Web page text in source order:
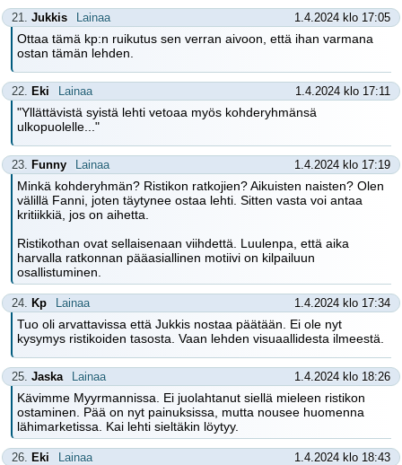
21. Jukkis Lainaa 1.4.2024 klo 17:05
Ottaa tämä kp:n ruikutus sen verran aivoon, että ihan varmana
ostan tämän lehden.
22. Eki Lainaa 1.4.2024 klo 17:11
"Yllättävistä syistä lehti vetoaa myös kohderyhmänsä
ulkopuolelle..."
23. Funny Lainaa 1.4.2024 klo 17:19
Minkä kohderyhmän? Ristikon ratkojien? Aikuisten naisten? Olen
välillä Fanni, joten täytynee ostaa lehti. Sitten vasta voi antaa
kritiikkiä, jos on aihetta.
Ristikothan ovat sellaisenaan viihdettä. Luulenpa, että aika
harvalla ratkonnan pääasiallinen motiivi on kilpailuun
osallistuminen.
24. Kp Lainaa 1.4.2024 klo 17:34
Tuo oli arvattavissa että Jukkis nostaa päätään. Ei ole nyt
kysymys ristikoiden tasosta. Vaan lehden visuaallidesta ilmeestä.
25. Jaska Lainaa 1.4.2024 klo 18:26
Kävimme Myyrmannissa. Ei juolahtanut siellä mieleen ristikon
ostaminen. Pää on nyt painuksissa, mutta nousee huomenna
lähimarketissa. Kai lehti sieltäkin löytyy.
26. Eki Lainaa 1.4.2024 klo 18:43